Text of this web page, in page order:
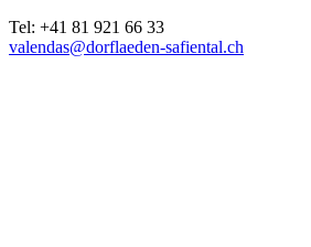
Tel: +41 81 921 66 33
valendas@dorflaeden-safiental.ch